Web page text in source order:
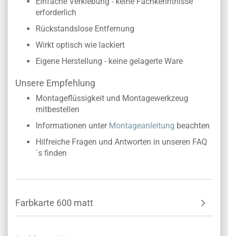
erforderlich
Rückstandslose Entfernung
Wirkt optisch wie lackiert
Eigene Herstellung - keine gelagerte Ware
Unsere Empfehlung
Montageflüssigkeit und Montagewerkzeug
mitbestellen
Informationen unter Montageanleitung beachten
Hilfreiche Fragen und Antworten in unseren FAQ
´s finden
Farbkarte 600 matt